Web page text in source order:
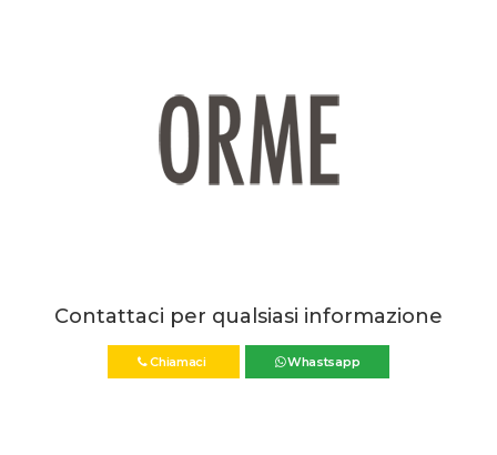
Contattaci per qualsiasi informazione
Whastsapp